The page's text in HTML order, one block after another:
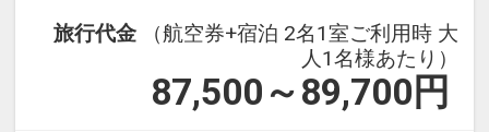
旅行代金
（航空券+宿泊 2名1室ご利用時 大
人1名様あたり）
87,500～89,700 円